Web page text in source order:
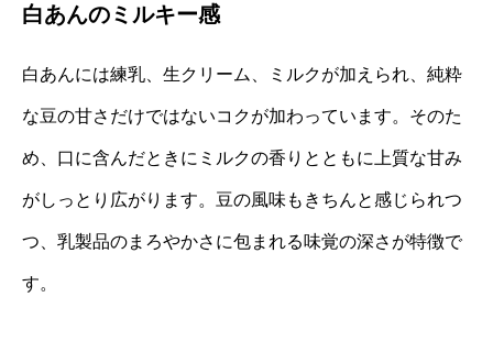
白あんのミルキー感
白あんには練乳、生クリーム、ミルクが加えられ、純粋
な豆の甘さだけではないコクが加わっています。そのた
め、口に含んだときにミルクの香りとともに上質な甘み
がしっとり広がります。豆の風味もきちんと感じられつ
つ、乳製品のまろやかさに包まれる味覚の深さが特徴で
す。